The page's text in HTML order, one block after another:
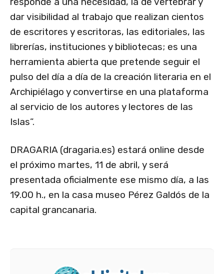
dar visibilidad al trabajo que realizan cientos
de escritores y escritoras, las editoriales, las
librerías, instituciones y bibliotecas; es una
herramienta abierta que pretende seguir el
pulso del día a día de la creación literaria en el
Archipiélago y convertirse en una plataforma
al servicio de los autores y lectores de las
Islas”.
DRAGARIA (dragaria.es) estará online desde
el próximo martes, 11 de abril, y será
presentada oficialmente ese mismo día, a las
19.00 h., en la casa museo Pérez Galdós de la
capital grancanaria.